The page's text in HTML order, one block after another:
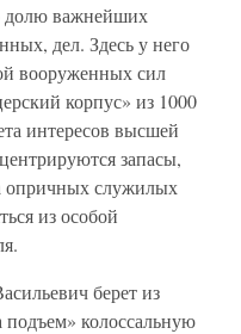
долю важнейших
дел. Здесь у него
вооруженных сил
корпус» из 1000
интересов высшей
запасы,
опричных служилых
из особой
берет из
подъем» колоссальную